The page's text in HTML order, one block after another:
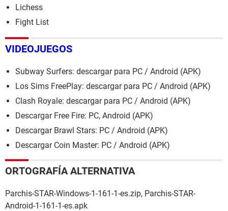
Lichess
Fight List
VIDEOJUEGOS
Subway Surfers: descargar para PC / Android (APK)
Los Sims FreePlay: descargar para PC / Android (APK)
Clash Royale: descargar para PC / Android (APK)
Descargar Free Fire: PC, Android (APK)
Descargar Brawl Stars: PC / Android (APK)
Descargar Coin Master: PC / Android (APK)
ORTOGRAFÍA ALTERNATIVA
Parchis-STAR-Windows-1-161-1-es.zip, Parchis-STAR-
Android-1-161-1-es.apk